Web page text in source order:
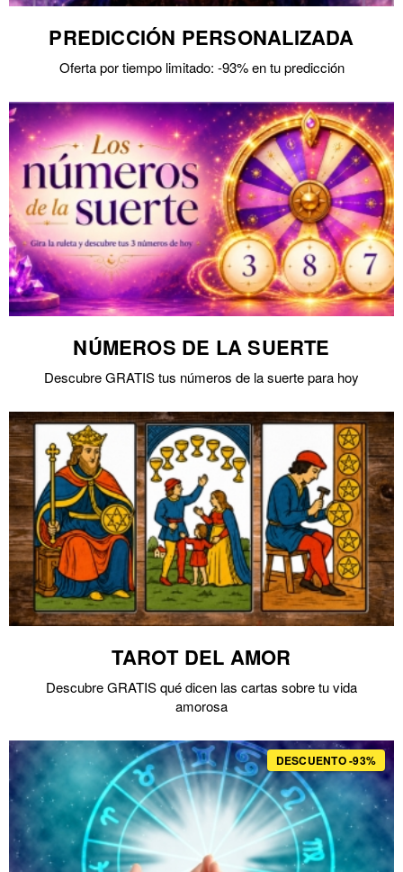
PREDICCIÓN PERSONALIZADA
Oferta por tiempo limitado: -93% en tu predicción
NÚMEROS DE LA SUERTE
Descubre GRATIS tus números de la suerte para hoy
TAROT DEL AMOR
Descubre GRATIS qué dicen las cartas sobre tu vida
amorosa
DESCUENTO -93%